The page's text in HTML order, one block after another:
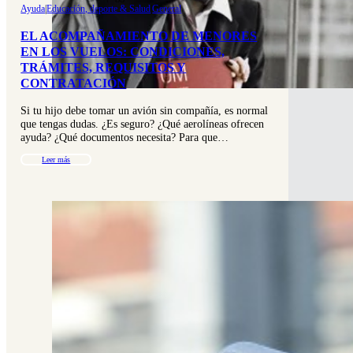
Ayuda|Educación, deporte & Salud|General
EL ACOMPAÑAMIENTO DE MENORES
EN LOS VUELOS: CONDICIONES,
TRÁMITES, REQUISITOS Y
CONTRATACIÓN
Si tu hijo debe tomar un avión sin compañía, es normal
que tengas dudas. ¿Es seguro? ¿Qué aerolíneas ofrecen
ayuda? ¿Qué documentos necesita? Para que…
Leer más